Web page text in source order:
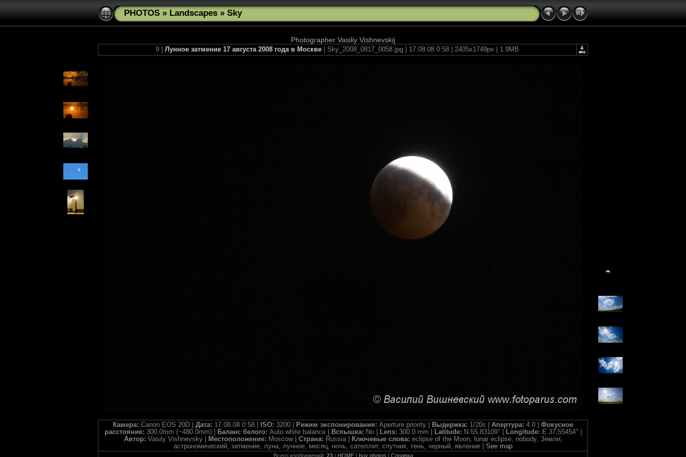
PHOTOS » Landscapes » Sky
Photographer Vasiliy Vishnevskij
9 | Лунное затмение 17 августа 2008 года в Москве | Sky_2008_0817_0058.jpg | 17.08.08 0:58 | 2405x1749px | 1.9MB
Камера: Canon EOS 20D | Дата: 17.08.08 0:58 | ISO: 3200 | Режим экспонирования: Aperture priority | Выдержка: 1/20s | Апертура: 4.0 | Фокусное
расстояние: 300,0mm (~480.0mm) | Баланс белого: Auto white balance | Вспышка: No | Lens: 300.0 mm | Latitude: N 55,83109° | Longitude: E 37,55454° |
Автор: Vasily Vishnevsky | Местоположение: Moscow | Страна: Russia | Ключевые слова: eclipse of the Moon, lunar eclipse, nobody, Земли,
астрономический, затмение, луна, лунное, месяц, ночь, сателлит, спутник, тень, черный, явление | See map
Всего изображений: 23| HOME| buy photos | Справка